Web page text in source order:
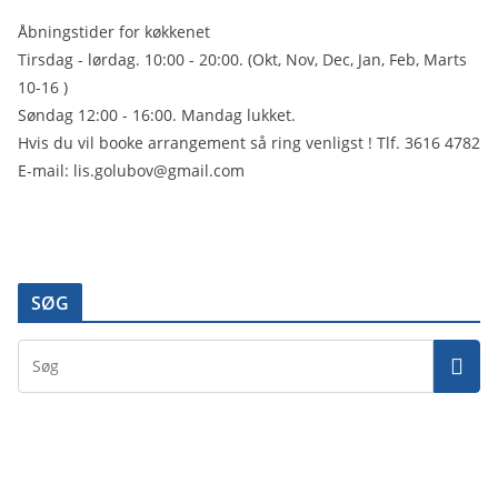
Åbningstider for køkkenet
Tirsdag - lørdag. 10:00 - 20:00. (Okt, Nov, Dec, Jan, Feb, Marts
10-16 )
Søndag 12:00 - 16:00. Mandag lukket.
Hvis du vil booke arrangement så ring venligst ! Tlf. 3616 4782
E-mail: lis.golubov@gmail.com
SØG